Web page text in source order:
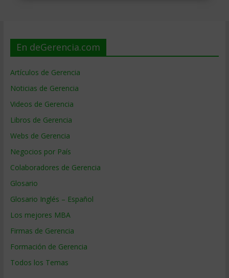
En deGerencia.com
Artículos de Gerencia
Noticias de Gerencia
Videos de Gerencia
Libros de Gerencia
Webs de Gerencia
Negocios por País
Colaboradores de Gerencia
Glosario
Glosario Inglés – Español
Los mejores MBA
Firmas de Gerencia
Formación de Gerencia
Todos los Temas